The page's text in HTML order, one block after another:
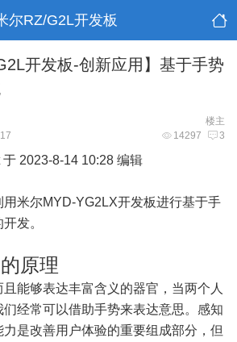
尔RZ/G2L开发板
开发板-创新应用】基于手势
楼主
14297 3
2023-8-14 10:28 编辑
米尔MYD-YG2LX开发板进行基于手
发。
原理
且能够表达丰富含义的器官，当两个人
经常可以借助手势来表达意思。感知
是改善用户体验的重要组成部分，但